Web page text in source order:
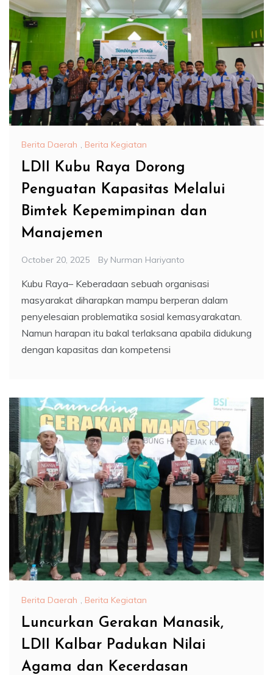
Berita Daerah , Berita Kegiatan
LDII Kubu Raya Dorong
Penguatan Kapasitas Melalui
Bimtek Kepemimpinan dan
Manajemen
October 20, 2025 By Nurman Hariyanto
Kubu Raya– Keberadaan sebuah organisasi
masyarakat diharapkan mampu berperan dalam
penyelesaian problematika sosial kemasyarakatan.
Namun harapan itu bakal terlaksana apabila didukung
dengan kapasitas dan kompetensi
Berita Daerah , Berita Kegiatan
Luncurkan Gerakan Manasik,
LDII Kalbar Padukan Nilai
Agama dan Kecerdasan